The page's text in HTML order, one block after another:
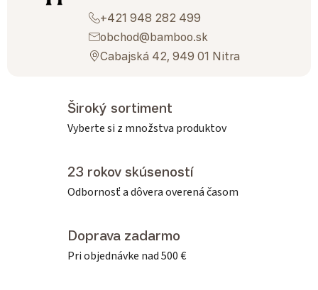
+421 948 282 499
obchod@bamboo.sk
Cabajská 42, 949 01 Nitra
Široký sortiment
Vyberte si z množstva produktov
23 rokov skúseností
Odbornosť a dôvera overená časom
Doprava zadarmo
Pri objednávke nad 500 €